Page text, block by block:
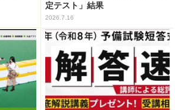
定テスト」結果
2026.7.16